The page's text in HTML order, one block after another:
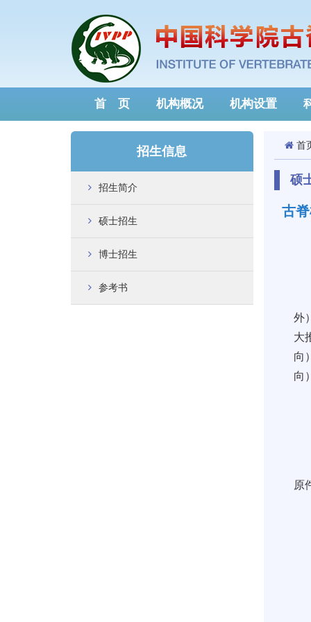
首 页 机构概况 机构设置
招生信息
招生简介
硕士招生
博士招生
参考书
首
硕
古
外
大
向
向
原